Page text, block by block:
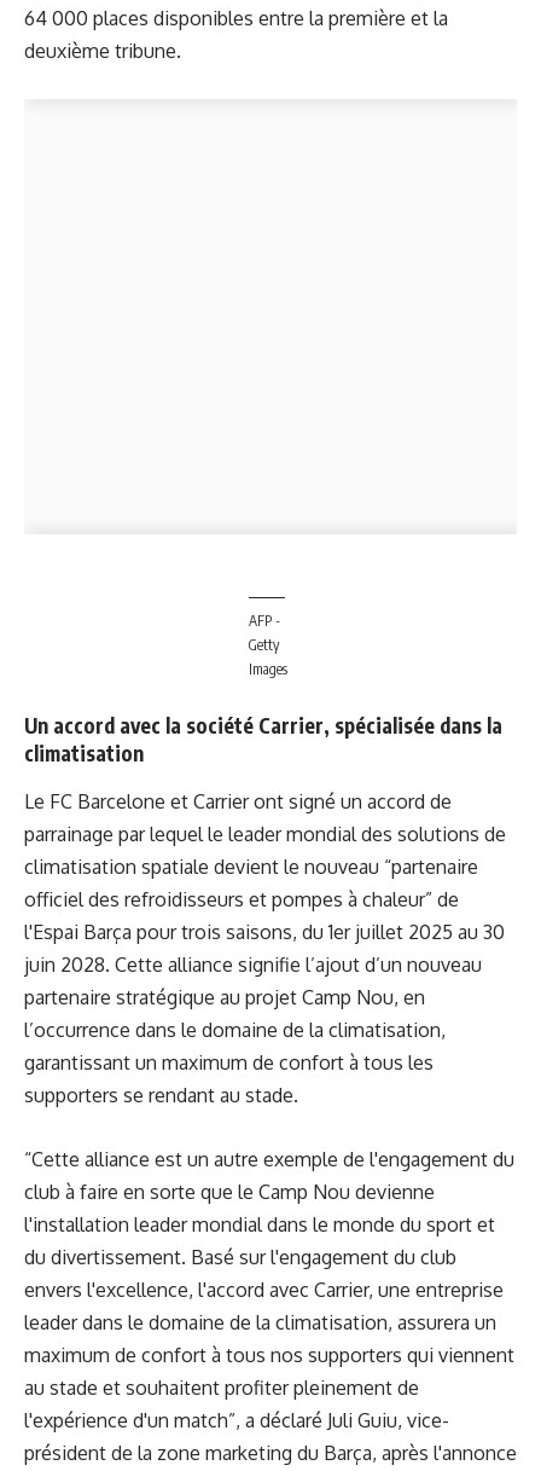
64 000 places disponibles entre la première et la
deuxième tribune.
AFP -
Getty
Images
Un accord avec la société Carrier, spécialisée dans la
climatisation
Le FC Barcelone et Carrier ont signé un accord de
parrainage par lequel le leader mondial des solutions de
climatisation spatiale devient le nouveau “partenaire
officiel des refroidisseurs et pompes à chaleur” de
l'Espai Barça pour trois saisons, du 1er juillet 2025 au 30
juin 2028. Cette alliance signifie l’ajout d’un nouveau
partenaire stratégique au projet Camp Nou, en
l’occurrence dans le domaine de la climatisation,
garantissant un maximum de confort à tous les
supporters se rendant au stade.
“Cette alliance est un autre exemple de l'engagement du
club à faire en sorte que le Camp Nou devienne
l'installation leader mondial dans le monde du sport et
du divertissement. Basé sur l'engagement du club
envers l'excellence, l'accord avec Carrier, une entreprise
leader dans le domaine de la climatisation, assurera un
maximum de confort à tous nos supporters qui viennent
au stade et souhaitent profiter pleinement de
l'expérience d'un match”, a déclaré Juli Guiu, vice-
président de la zone marketing du Barça, après l'annonce